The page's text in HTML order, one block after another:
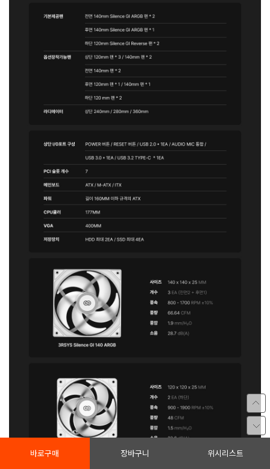
바로구매 장바구니 위시리스트